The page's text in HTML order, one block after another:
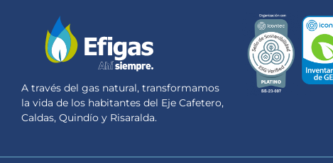
accesibilidad.
A través del gas natural, transformamos
la vida de los habitantes del Eje Cafetero,
Caldas, Quindío y Risaralda.